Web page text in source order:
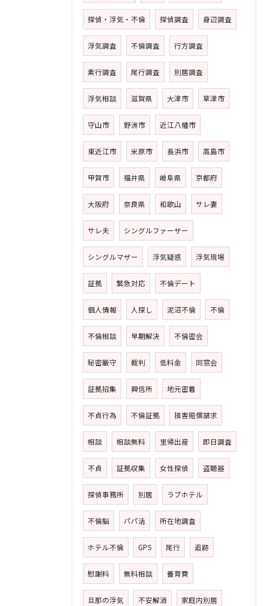
探偵・浮気・不倫 探偵調査 身辺調査
浮気調査 不倫調査 行方調査
素行調査 尾行調査 別居調査
浮気相談 滋賀県 大津市 草津市
守山市 野洲市 近江八幡市
東近江市 米原市 長浜市 高島市
甲賀市 福井県 岐阜県 京都府
大阪府 奈良県 和歌山 サレ妻
サレ夫 シングルファーザー
シングルマザー 浮気疑惑 浮気現場
証拠 緊急対応 不倫デート
個人情報 人探し 泥沼不倫 不倫
不倫相談 早期解決 不倫密会
秘密厳守 裁判 低料金 同窓会
証拠招集 興信所 地元密着
不貞行為 不倫証拠 損害賠償請求
相談 相談無料 里帰出産 即日調査
不貞 証拠収集 女性探偵 盗聴器
探偵事務所 別居 ラブホテル
不倫脳 パパ活 所在地調査
ホテル不倫 GPS 尾行 追跡
慰謝料 無料相談 養育費
旦那の浮気 不安解消 家庭内別居